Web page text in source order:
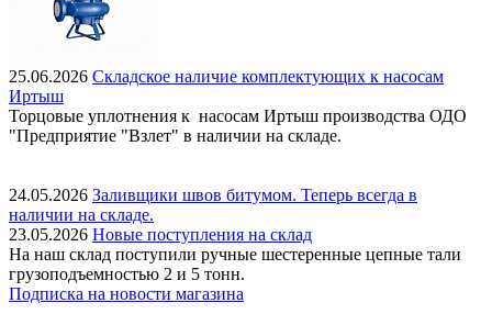
25.06.2026 Складское наличие комплектующих к насосам
Иртыш
Торцовые уплотнения к насосам Иртыш производства ОДО
"Предприятие "Взлет" в наличии на складе.
24.05.2026 Заливщики швов битумом. Теперь всегда в
наличии на складе.
23.05.2026 Новые поступления на склад
На наш склад поступили ручные шестеренные цепные тали
грузоподъемностью 2 и 5 тонн.
Подписка на новости магазина